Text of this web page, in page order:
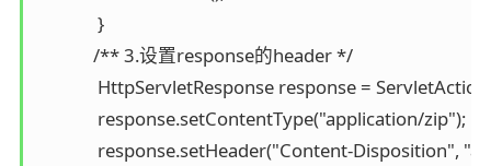
              }
             /** 3.设置response的header */
HttpServletResponse response =
              response.setContentType("application/zip");
response.setHeader("Content-Disposition",